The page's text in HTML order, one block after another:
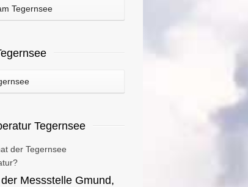
Tegernsee
Tegernsee
der Tegernsee